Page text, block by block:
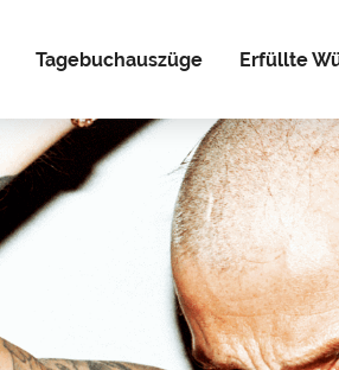
Tagebuchauszüge Erfüllte